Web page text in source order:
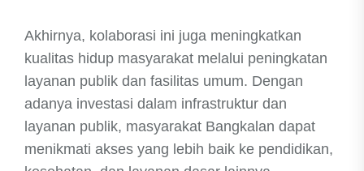
Akhirnya, kolaborasi ini juga meningkatkan
kualitas hidup masyarakat melalui peningkatan
layanan publik dan fasilitas umum. Dengan
adanya investasi dalam infrastruktur dan
layanan publik, masyarakat Bangkalan dapat
menikmati akses yang lebih baik ke pendidikan,